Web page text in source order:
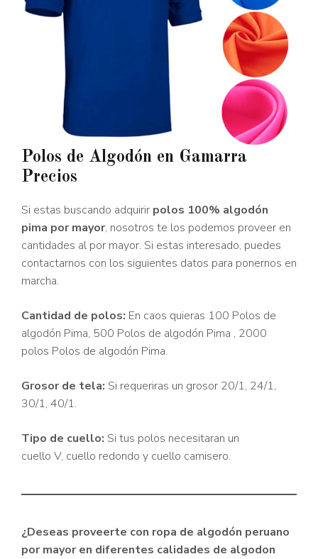
Polos de Algodón en Gamarra
Precios
Si estas buscando adquirir polos 100% algodón
pima por mayor, nosotros te los podemos proveer en
cantidades al por mayor. Si estas interesado, puedes
contactarnos con los siguientes datos para ponernos en
marcha.
Cantidad de polos: En caos quieras 100 Polos de
algodón Pima, 500 Polos de algodón Pima , 2000
polos Polos de algodón Pima.
Grosor de tela: Si requeriras un grosor 20/1, 24/1,
30/1, 40/1.
Tipo de cuello: Si tus polos necesitaran un
cuello V, cuello redondo y cuello camisero.
¿Deseas proveerte con ropa de algodón peruano
por mayor en diferentes calidades de algodon